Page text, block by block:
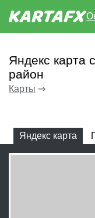
Яндекс карта
район
Карты ⇒
Яндекс карта